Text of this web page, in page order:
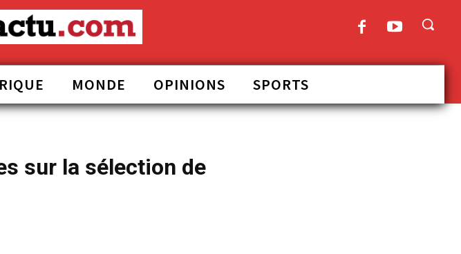
MONDE OPINIONS SPORTS
sur la sélection de